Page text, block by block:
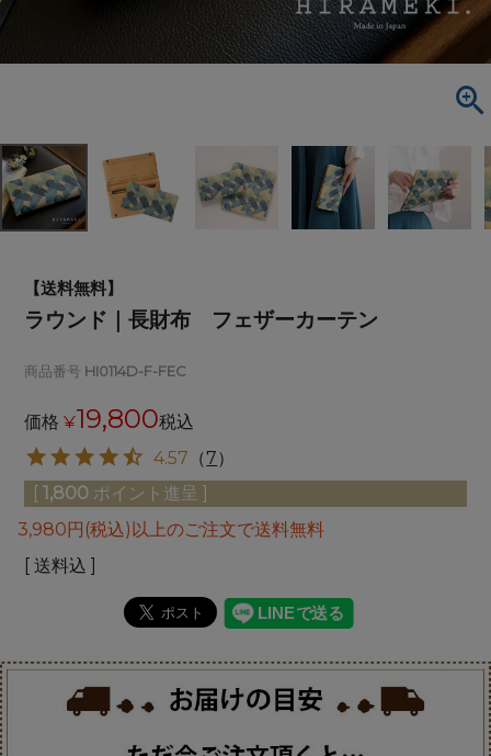
【送料無料】
ラウンド｜長財布 フェザーカーテン
商品番号 HI0114D-F-FEC
価格 ¥19,800税込
4.57 （7）
[ 1,800 ポイント進呈 ]
3,980円(税込)以上のご注文で送料無料
送料込